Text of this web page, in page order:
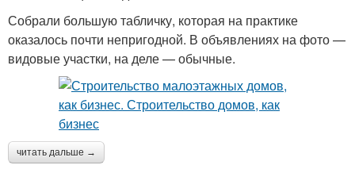
Собрали большую табличку, которая на практике
оказалось почти непригодной. В объявлениях на фото —
видовые участки, на деле — обычные.
читать дальше →